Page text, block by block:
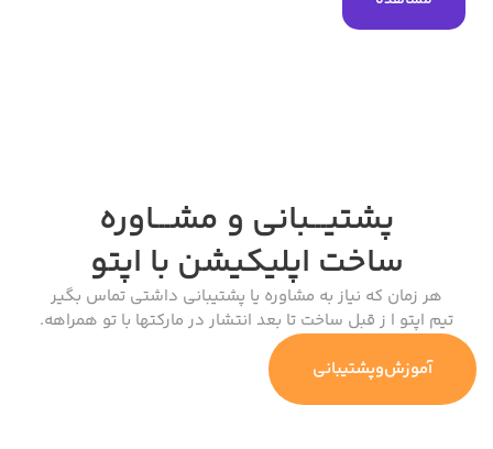
پشتیـــبانی و مشـــاوره
ساخت اپلیکیشنبا اپتو
که نیاز به مشاوره یا پشتیبانی داشتی تماس بگیر
ا ز قبل ساخت تا بعد انتشار در مارکتها با تو همراهه.